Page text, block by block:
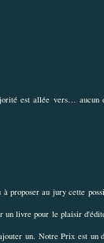
est allée vers… aucun
proposer au jury cette
un livre pour le plaisir
un. Notre Prix est un